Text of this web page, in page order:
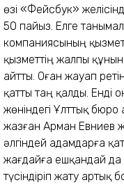
өзі «Фейсбук»
50 пайыз. Елге танымал
компаниясының
қызметтің жалпы
айтты. Оған жауап
қатты таң қалды. Енді
жөніндегі Ұлттық
жазған Арман Евниев
әлгіндей адамдарға
жағдайға ешқандай да
түсіндіріп жату артық